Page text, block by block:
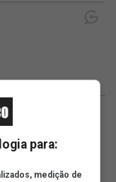
para:
medição de